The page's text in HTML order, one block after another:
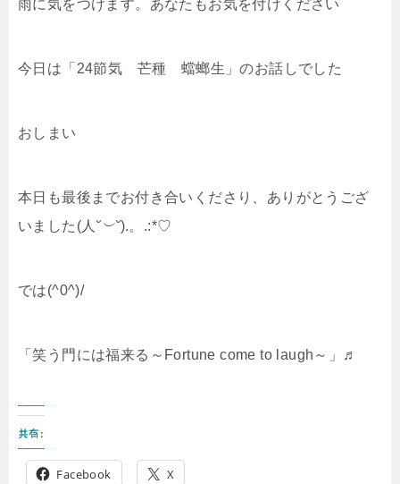
雨に気をつけます。あなたもお気を付けください
今日は「24節気 芒種 蟷螂生」のお話しでした
おしまい
本日も最後までお付き合いくださり、ありがとうござ
いました(人 ˘︶˘).。.:*♡
では(^0^)/
「笑う門には福来る～Fortune come to laugh～」♬
共有:
Facebook X